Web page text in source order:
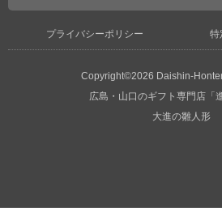
プライバシーポリシー 特
Copyright©2026 Daishin-
広島・山口のギフト専門店「
大進の雛人形